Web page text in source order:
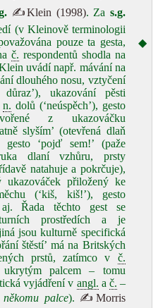
✍Klein (1998). Za s.g.
(v Kleinově terminologii
pouze ta gesta,
č. respondentů shodla na
uvádí např. mávání na
dlouhého nosu, vztyčení
důraz’), ukazování pěsti
n. dolů (‘neúspěch’), gesto
z ukazováčku
slyším’ (otevřená dlaň
‘pojď sem!’ (paže
dlaní vzhůru, prsty
natahuje a pokrčuje),
ukazováček přiložený ke
(‘kiš, kiš!’), gesto
aj. Řada těchto gest se
prostředích a je
jsou kulturně specifická
štěstí’ má na Britských
prstů, zatímco v č.
palcem – tomu
vyjádření v angl. a č. –
někomu palce). ✍Morris
◆